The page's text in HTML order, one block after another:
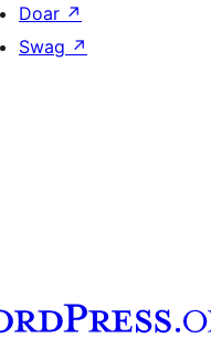
Doar ↗
Swag ↗